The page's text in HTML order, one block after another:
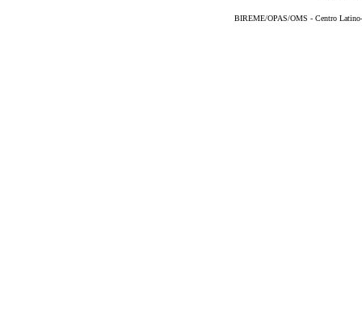
BIREME/OPAS/OMS - Centro Latino-